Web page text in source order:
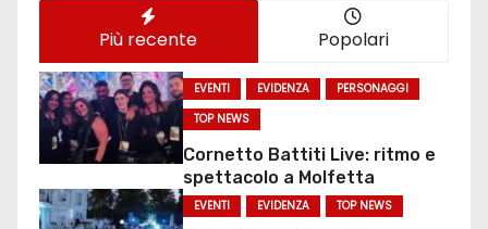
Più recente Popolari
EVENTI EVIDENZA
PERSONAGGI
TOP NEWS
Cornetto Battiti Live: ritmo e
spettacolo a Molfetta
EVENTI EVIDENZA TOP NEWS